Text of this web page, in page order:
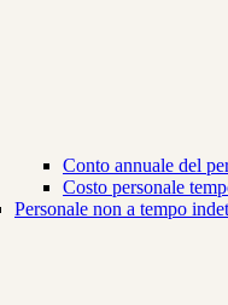
Conto annuale del
Costo personale
Personale non a tempo